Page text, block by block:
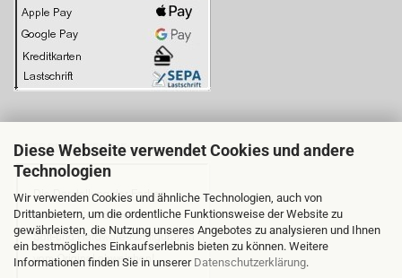
Diese Webseite verwendet Cookies und andere
Technologien
Wir verwenden Cookies und ähnliche Technologien, auch von
Drittanbietern, um die ordentliche Funktionsweise der Website zu
gewährleisten, die Nutzung unseres Angebotes zu analysieren und Ihnen
ein bestmögliches Einkaufserlebnis bieten zu können. Weitere
Informationen finden Sie in unserer Datenschutzerklärung.
BITTE BEACHTEN SIE: